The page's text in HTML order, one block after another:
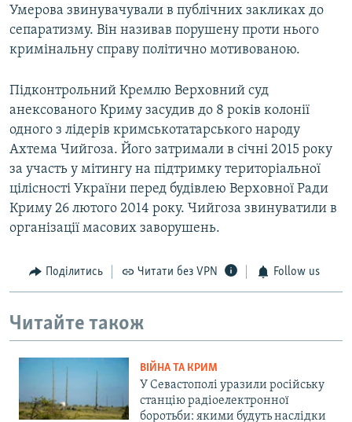
Умерова звинувачували в публічних закликах до
сепаратизму. Він називав порушену проти нього
кримінальну справу політично мотивованою.
Підконтрольний Кремлю Верховний суд
анексованого Криму засудив до 8 років колонії
одного з лідерів кримськотатарського народу
Ахтема Чийгоза. Його затримали в січні 2015 року
за участь у мітингу на підтримку територіальної
цілісності України перед будівлею Верховної Ради
Криму 26 лютого 2014 року. Чийгоза звинуватили в
організації масових заворушень.
Поділитись Читати без VPN Follow us
Читайте також
ВІЙНА ТА КРИМ
У Севастополі уразили російську
станцію радіоелектронної
боротьби: якими будуть наслідки